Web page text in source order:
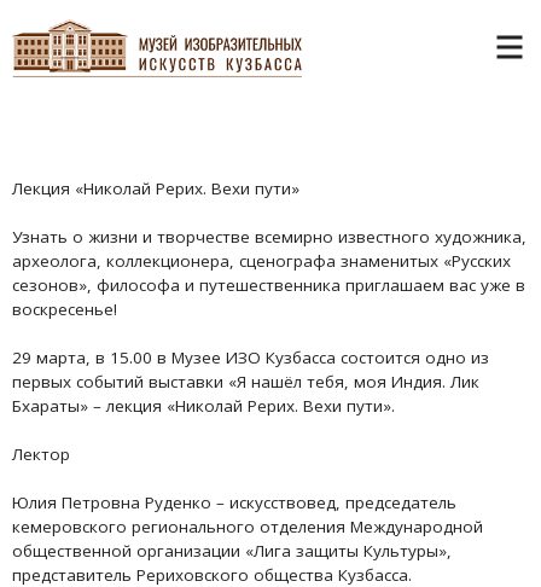
Лекция «Николай Рерих. Вехи пути»
Узнать о жизни и творчестве всемирно известного художника,
археолога, коллекционера, сценографа знаменитых «Русских
сезонов», философа и путешественника приглашаем вас уже в
воскресенье!
29 марта, в 15.00 в Музее ИЗО Кузбасса состоится одно из
первых событий выставки «Я нашёл тебя, моя Индия. Лик
Бхараты» – лекция «Николай Рерих. Вехи пути».
Лектор
Юлия Петровна Руденко – искусствовед, председатель
кемеровского регионального отделения Международной
общественной организации «Лига защиты Культуры»,
представитель Рериховского общества Кузбасса.